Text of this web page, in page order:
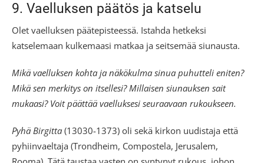
9. Vaelluksen päätös ja katselu
Olet vaelluksen päätepisteessä. Istahda hetkeksi
katselemaan kulkemaasi matkaa ja seitsemää siunausta.
Mikä vaelluksen kohta ja näkökulma sinua puhutteli eniten?
Mikä sen merkitys on itsellesi? Millaisen siunauksen sait
mukaasi? Voit päättää vaelluksesi seuraavaan rukoukseen.
Pyhä Birgitta (13030-1373) oli sekä kirkon uudistaja että
pyhiinvaeltaja (Trondheim, Compostela, Jerusalem,